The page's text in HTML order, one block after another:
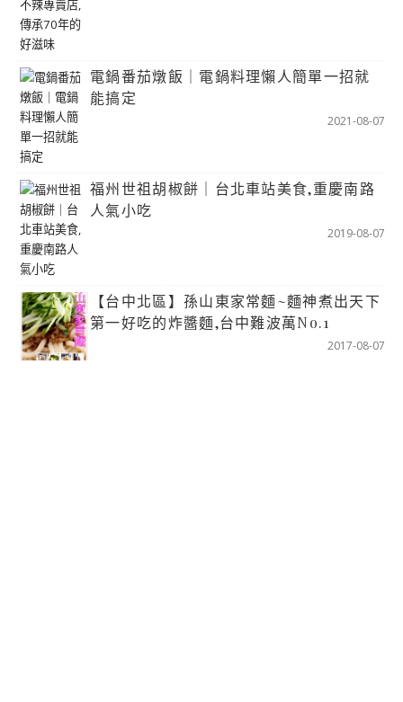
電鍋番茄燉飯｜電鍋料理懶人簡單一招就
能搞定
2021-08-07
福州世祖胡椒餅｜台北車站美食,重慶南路
人氣小吃
2019-08-07
【台中北區】孫山東家常麵~麵神煮出天下
第一好吃的炸醬麵,台中難波萬No.1
2017-08-07